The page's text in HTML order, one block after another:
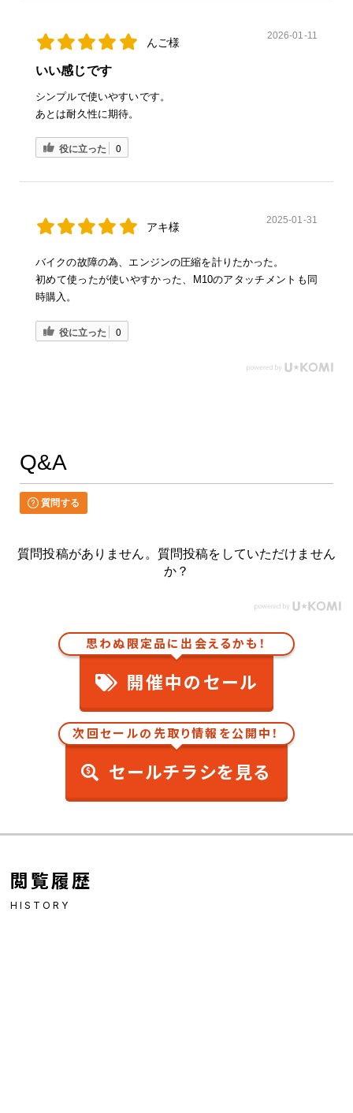
んご様
2026-01-11
いい感じです
シンプルで使いやすいです。
あとは耐久性に期待。
役に立った 0
アキ様
2025-01-31
バイクの故障の為、エンジンの圧縮を計りたかった。
初めて使ったが使いやすかった、M10のアタッチメントも同
時購入。
役に立った 0
Q&A
質問する
質問投稿がありません。質問投稿をしていただけません
か？
思わぬ限定品に出会えるかも！
開催中のセール
次回セールの先取り情報を公開中！
セールチラシを見る
閲覧履歴
HISTORY